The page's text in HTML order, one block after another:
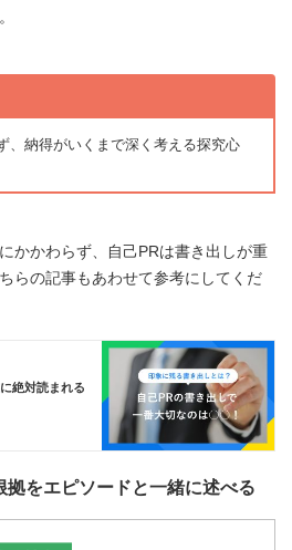
。
、納得がいくまで深く考える探究心
かかわらず、自己PRは書き出しが重
らの記事もあわせて参考にしてくだ
絶対読まれる
をエピソードと一緒に述べる